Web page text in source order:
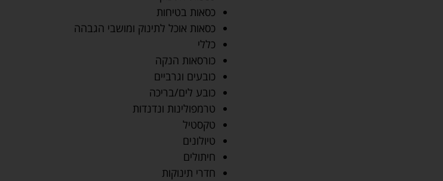
כסאות בטיחות
כסאות אוכל לתינוק ומושבי הגבהה
כללי
כורסאות הנקה
כובעים וגרביים
כובע לים/בריכה
טרמפולינות ונדנדות
טקסטיל
טיולונים
חיתולים
חדרי תינוקות